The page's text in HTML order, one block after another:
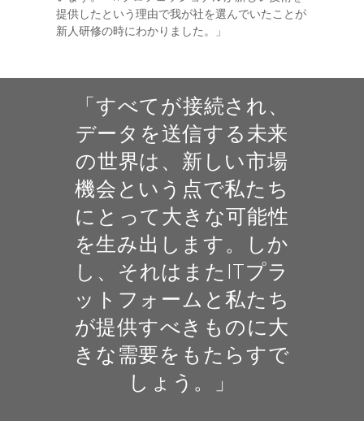
提供したという理由で我が社を選んでいたことが
新人研修の時にわかりました。」
「すべてが接続され、
データを送信する未来
の世界は、新しい市場
機会という点で私たち
にとって大きな可能性
を生み出します。しか
し、それはまたITプラ
ットフォームと私たち
が提供すべきものに大
きな需要をもたらすで
しょう。」